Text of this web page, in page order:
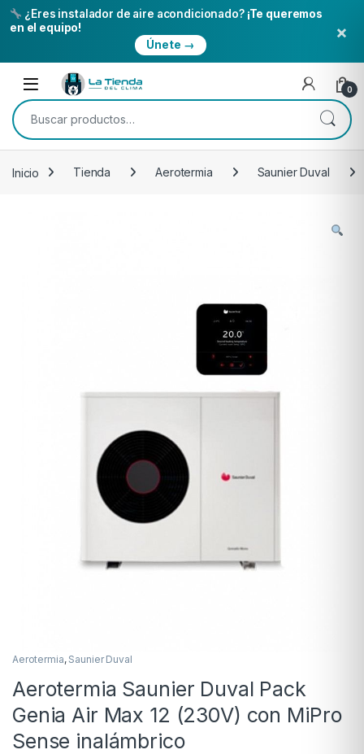
¿Eres instalador de aire acondicionado? ¡Te queremos
en el equipo!
Únete →
×
Skip to navigation
Skip to content
Open 0
Buscar por:
Inicio Tienda Aerotermia Saunier Duval
Aerotermia, Saunier Duval
Aerotermia Saunier Duval Pack
Genia Air Max 12 (230V) con MiPro
Sense inalámbrico